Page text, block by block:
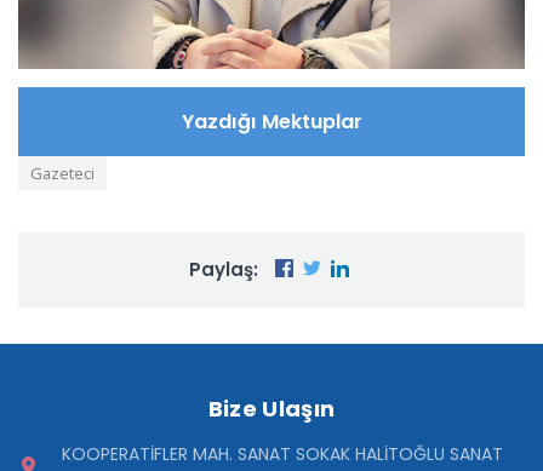
Yazdığı Mektuplar
Gazeteci
Paylaş:
Bize Ulaşın
KOOPERATİFLER MAH. SANAT SOKAK HALİTOĞLU SANAT